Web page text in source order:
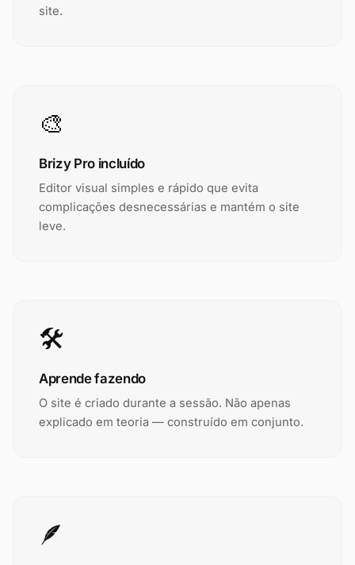
site.
🎨
Brizy Pro incluído
Editor visual simples e rápido que evita
complicações desnecessárias e mantém o site
leve.
🛠️
Aprende fazendo
O site é criado durante a sessão. Não apenas
explicado em teoria — construído em conjunto.
🪶